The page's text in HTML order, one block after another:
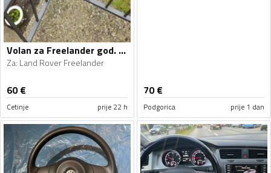
Volan za Freelander god. 2010, 2007
Za: Land Rover Freelander
60€
Cetinje prije 22 h
70€
Podgorica prije 1 dan